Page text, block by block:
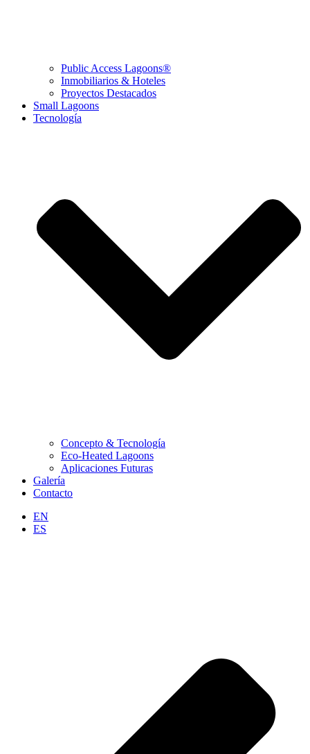
Public Access Lagoons®
Inmobiliarios & Hoteles
Proyectos Destacados
Small Lagoons
Tecnología
Concepto & Tecnología
Eco-Heated Lagoons
Aplicaciones Futuras
Galería
Contacto
EN
ES